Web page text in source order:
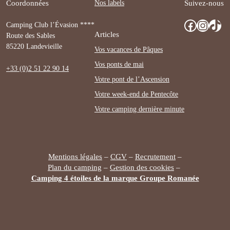
Coordonnées
Camping Club l’Évasion ****
Route des Sables
85220 Landevieille
+33 (0)2 51 22 90 14
Nos labels
Articles
Vos vacances de Pâques
Vos ponts de mai
Votre pont de l’Ascension
Votre week-end de Pentecôte
Votre camping dernière minute
Suivez-nous
Facebook InstagramTikTok
Mentions légales – CGV – Recrutement –
Plan du camping – Gestion des cookies –
Camping 4 étoiles de la marque Groupe Romanée